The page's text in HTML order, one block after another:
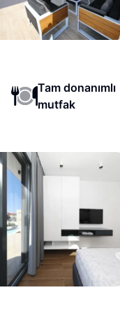
Tam donanımlı
mutfak